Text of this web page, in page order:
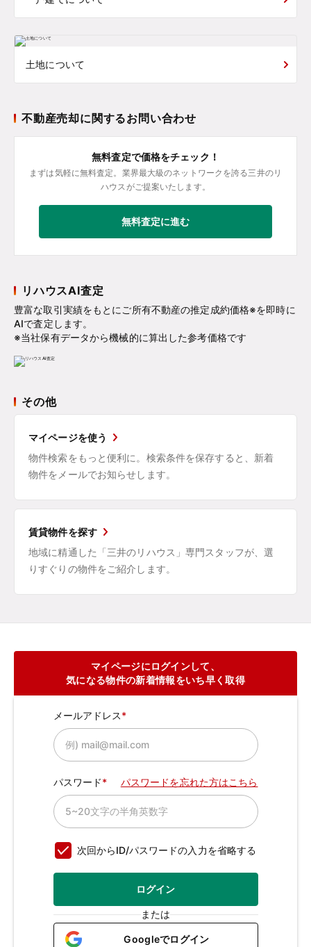
土地について
不動産売却に関するお問い合わせ
無料査定で価格をチェック！
まずは気軽に無料査定。業界最大級のネットワークを誇る三井のリ
ハウスがご提案いたします。
無料査定に進む
リハウスAI査定
豊富な取引実績をもとにご所有不動産の推定成約価格※を即時に
AIで査定します。
※当社保有データから機械的に算出した参考価格です
その他
マイページを使う
物件検索をもっと便利に。検索条件を保存すると、新着
物件をメールでお知らせします。
賃貸物件を探す
地域に精通した「三井のリハウス」専門スタッフが、選
りすぐりの物件をご紹介します。
マイページにログインして、
気になる物件の新着情報をいち早く取得
メールアドレス
パスワード パスワードを忘れた方はこちら
次回からID/パスワードの入力を省略する
ログイン
または
Googleでログイン